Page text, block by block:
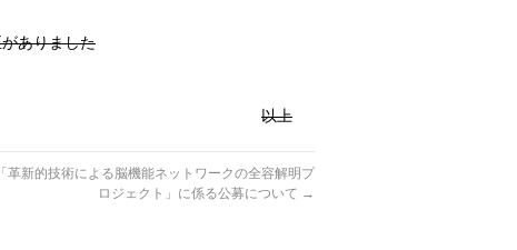
ありました
以上
革新的技術による脳機能ネットワークの全容解明プ
ロジェクト」に係る公募について →